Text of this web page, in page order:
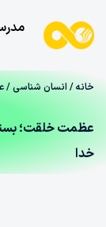
خانه/ انسان شناسی/
عظمت خلقت؛
خدا